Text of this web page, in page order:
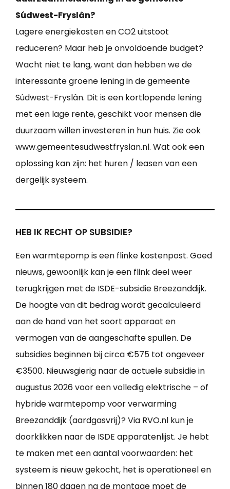
Súdwest-Fryslân?
Lagere energiekosten en CO2 uitstoot
reduceren? Maar heb je onvoldoende budget?
Wacht niet te lang, want dan hebben we de
interessante groene lening in de gemeente
Súdwest-Fryslân. Dit is een kortlopende lening
met een lage rente, geschikt voor mensen die
duurzaam willen investeren in hun huis. Zie ook
www.gemeentesudwestfryslan.nl. Wat ook een
oplossing kan zijn: het huren / leasen van een
dergelijk systeem.
HEB IK RECHT OP SUBSIDIE?
Een warmtepomp is een flinke kostenpost. Goed
nieuws, gewoonlijk kan je een flink deel weer
terugkrijgen met de ISDE-subsidie Breezanddijk.
De hoogte van dit bedrag wordt gecalculeerd
aan de hand van het soort apparaat en
vermogen van de aangeschafte spullen. De
subsidies beginnen bij circa €575 tot ongeveer
€3500. Nieuwsgierig naar de actuele subsidie in
augustus 2026 voor een volledig elektrische – of
hybride warmtepomp voor verwarming
Breezanddijk (aardgasvrij)? Via RVO.nl kun je
doorklikken naar de ISDE apparatenlijst. Je hebt
te maken met een aantal voorwaarden: het
systeem is nieuw gekocht, het is operationeel en
binnen 180 dagen na de montage moet de